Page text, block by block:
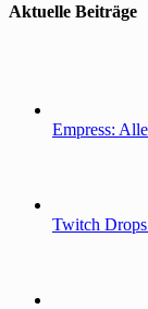
Aktuelle Beiträge
Empress:
Twitch